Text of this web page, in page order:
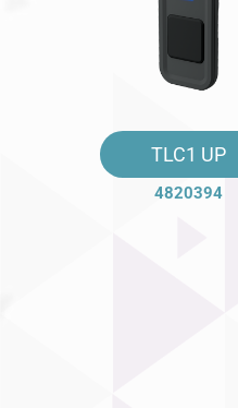
TLC1 UP
4820394